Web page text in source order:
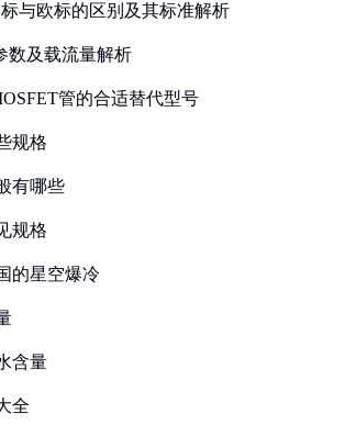
与欧标的区别及其标准解析
数及载流量解析
管的合适替代型号
规格
有哪些
规格
的星空爆冷
含量
全